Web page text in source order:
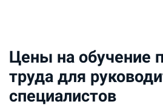
Цены на обучение
труда для
специалистов